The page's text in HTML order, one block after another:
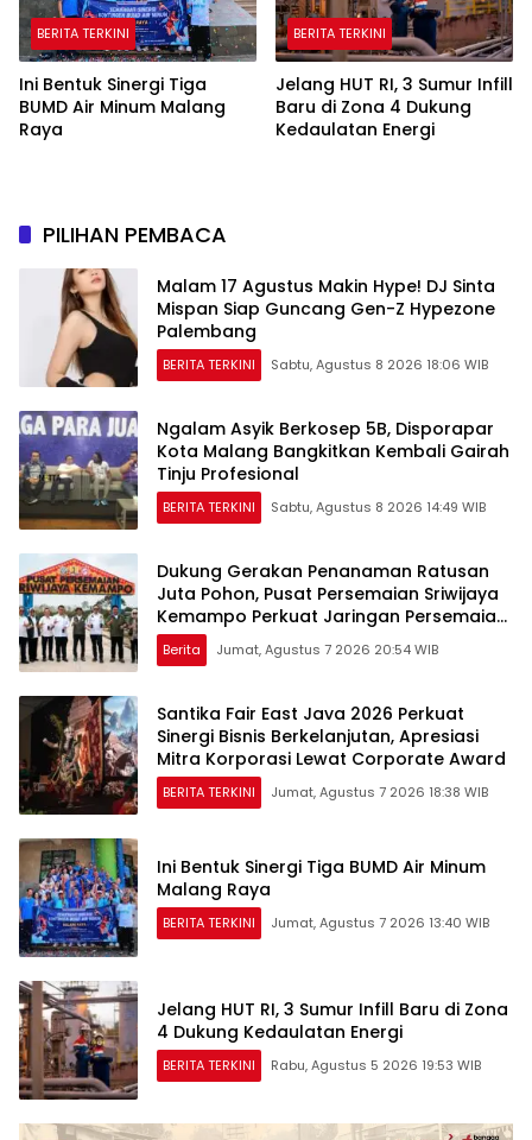
BERITA TERKINI
Ini Bentuk Sinergi Tiga
BUMD Air Minum Malang
Raya
BERITA TERKINI
Jelang HUT RI, 3 Sumur Infill
Baru di Zona 4 Dukung
Kedaulatan Energi
PILIHAN PEMBACA
Malam 17 Agustus Makin Hype! DJ Sinta
Mispan Siap Guncang Gen-Z Hypezone
Palembang
BERITA TERKINI Sabtu, Agustus 8 2026 18:06 WIB
Ngalam Asyik Berkosep 5B, Disporapar
Kota Malang Bangkitkan Kembali Gairah
Tinju Profesional
BERITA TERKINI Sabtu, Agustus 8 2026 14:49 WIB
Dukung Gerakan Penanaman Ratusan
Juta Pohon, Pusat Persemaian Sriwijaya
Kemampo Perkuat Jaringan Persemaian
Nasional*
Berita Jumat, Agustus 7 2026 20:54 WIB
Santika Fair East Java 2026 Perkuat
Sinergi Bisnis Berkelanjutan, Apresiasi
Mitra Korporasi Lewat Corporate Award
BERITA TERKINI Jumat, Agustus 7 2026 18:38 WIB
Ini Bentuk Sinergi Tiga BUMD Air Minum
Malang Raya
BERITA TERKINI Jumat, Agustus 7 2026 13:40 WIB
Jelang HUT RI, 3 Sumur Infill Baru di Zona
4 Dukung Kedaulatan Energi
BERITA TERKINI Rabu, Agustus 5 2026 19:53 WIB